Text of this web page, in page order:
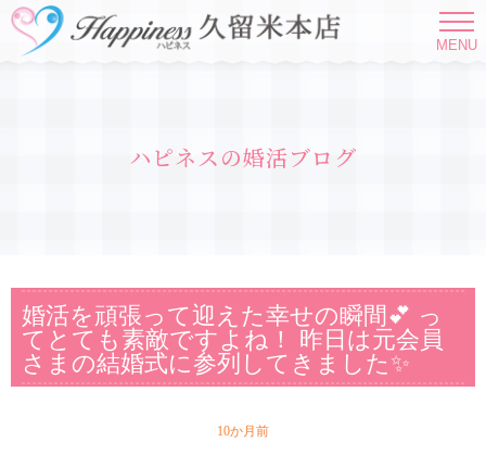
MENU
ハピネスの婚活ブログ
婚活を頑張って迎えた幸せの瞬間💕 っ
てとても素敵ですよね！ 昨日は元会員
さまの結婚式に参列してきました✨
10か月前